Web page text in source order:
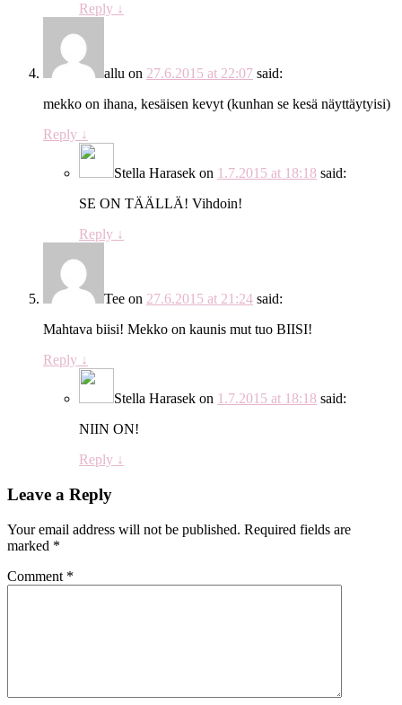
Reply ↓
allu on 27.6.2015 at 22:07 said:
mekko on ihana, kesäisen kevyt (kunhan se kesä näyttäytyisi)
Reply ↓
Stella Harasek on 1.7.2015 at 18:18 said:
SE ON TÄÄLLÄ! Vihdoin!
Reply ↓
Tee on 27.6.2015 at 21:24 said:
Mahtava biisi! Mekko on kaunis mut tuo BIISI!
Reply ↓
Stella Harasek on 1.7.2015 at 18:18 said:
NIIN ON!
Reply ↓
Leave a Reply
Your email address will not be published. Required fields are
marked *
Comment *